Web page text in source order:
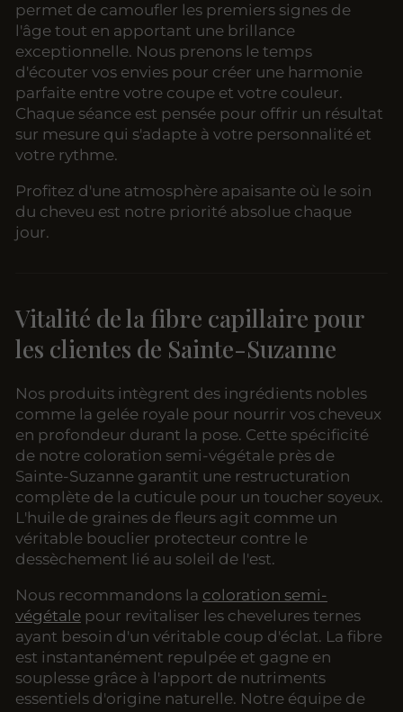
permet de camoufler les premiers signes de
l'âge tout en apportant une brillance
exceptionnelle. Nous prenons le temps
d'écouter vos envies pour créer une harmonie
parfaite entre votre coupe et votre couleur.
Chaque séance est pensée pour offrir un résultat
sur mesure qui s'adapte à votre personnalité et
votre rythme.
Profitez d'une atmosphère apaisante où le soin
du cheveu est notre priorité absolue chaque
jour.
Vitalité de la fibre capillaire pour
les clientes de Sainte-Suzanne
Nos produits intègrent des ingrédients nobles
comme la gelée royale pour nourrir vos cheveux
en profondeur durant la pose. Cette spécificité
de notre coloration semi-végétale près de
Sainte-Suzanne garantit une restructuration
complète de la cuticule pour un toucher soyeux.
L'huile de graines de fleurs agit comme un
véritable bouclier protecteur contre le
dessèchement lié au soleil de l'est.
Nous recommandons la coloration semi-
végétale pour revitaliser les chevelures ternes
ayant besoin d'un véritable coup d'éclat. La fibre
est instantanément repulpée et gagne en
souplesse grâce à l'apport de nutriments
essentiels d'origine naturelle. Notre équipe de